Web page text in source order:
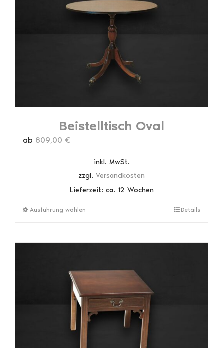
Beistelltisch Oval
ab 809,00 €
inkl. MwSt.
zzgl. Versandkosten
Lieferzeit: ca. 12 Wochen
Ausführung wählen
mehrere
Optionen
können
auf
der
Produktseite
gewählt
Details